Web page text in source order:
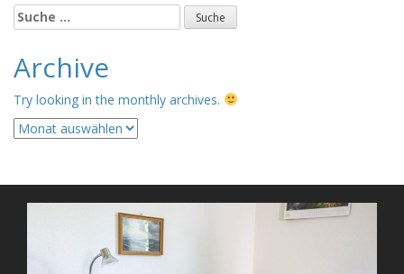
Suche
nach:
Archive
Try looking in the monthly archives.
Archive